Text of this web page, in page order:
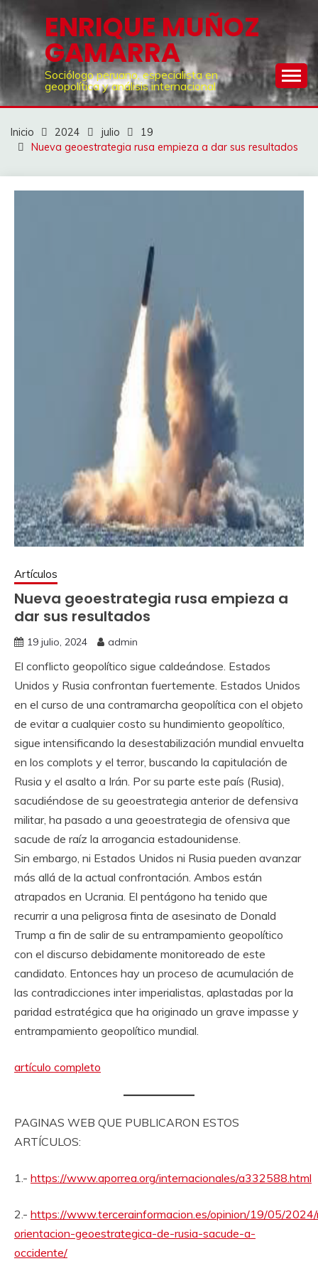
Saltar
al
contenidoENRIQUE MUÑOZ
GAMARRA
Sociólogo peruano, especialista en
geopolítica y análisis internacional
Inicio 2024 julio
19
Nueva geoestrategia rusa empieza a dar sus resultados
Artículos
Nueva geoestrategia rusa empieza a
dar sus resultados
19 julio, 2024 admin
El conflicto geopolítico sigue caldeándose. Estados
Unidos y Rusia confrontan fuertemente. Estados Unidos
en el curso de una contramarcha geopolítica con el objeto
de evitar a cualquier costo su hundimiento geopolítico,
sigue intensificando la desestabilización mundial envuelta
en los complots y el terror, buscando la capitulación de
Rusia y el asalto a Irán. Por su parte este país (Rusia),
sacudiéndose de su geoestrategia anterior de defensiva
militar, ha pasado a una geoestrategia de ofensiva que
sacude de raíz la arrogancia estadounidense.
Sin embargo, ni Estados Unidos ni Rusia pueden avanzar
más allá de la actual confrontación. Ambos están
atrapados en Ucrania. El pentágono ha tenido que
recurrir a una peligrosa finta de asesinato de Donald
Trump a fin de salir de su entrampamiento geopolítico
con el discurso debidamente monitoreado de este
candidato. Entonces hay un proceso de acumulación de
las contradicciones inter imperialistas, aplastadas por la
paridad estratégica que ha originado un grave impasse y
entrampamiento geopolítico mundial.
artículo completo
PAGINAS WEB QUE PUBLICARON ESTOS
ARTÍCULOS:
1.- https://www.aporrea.org/internacionales/a332588.html
2.- https://www.tercerainformacion.es/opinion/19/05/
orientacion-geoestrategica-de-rusia-sacude-a-
occidente/